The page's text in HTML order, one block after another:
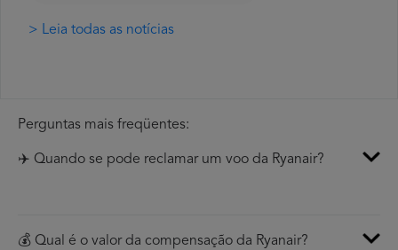
> Leia todas as notícias
Perguntas mais freqüentes:
✈️ Quando se pode reclamar um voo da Ryanair?
💰 Qual é o valor da compensação da Ryanair?